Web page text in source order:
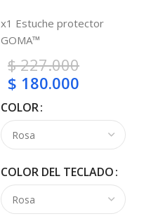
x1 Estuche protector
GOMA™
$227.000
$ 180.000
COLOR
COLOR DEL TECLADO